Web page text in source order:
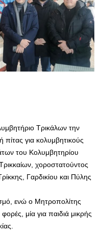
Τρικάλων την
για κολυμβητικούς
του Κολυμβητηρίου
χοροστατούντος
Γαρδικίου και Πύλης
ενώ ο Μητροπολίτης
μία για παιδιά μικρής